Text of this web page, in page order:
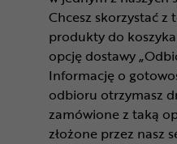
Chcesz skorzystać z
produkty do
opcję dostawy
Informację o
odbioru otrzymasz
zamówione z taką
złożone przez nasz